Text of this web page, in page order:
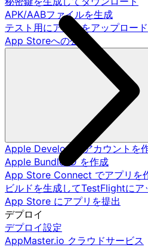
APK/AABファイルを生成
テスト用にアプリをアップロード
App Storeへの公開
Apple Developer アカウントを
Apple Bundle ID を作成
App Store Connect でアプリを
ビルドを生成してTestFlightにア
App Store にアプリを提出
デプロイ
デプロイ設定
AppMaster.io クラウドサービス